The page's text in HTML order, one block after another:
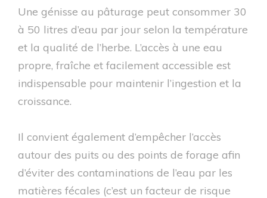
Une génisse au pâturage peut consommer 30
à 50 litres d’eau par jour selon la température
et la qualité de l’herbe. L’accès à une eau
propre, fraîche et facilement accessible est
indispensable pour maintenir l’ingestion et la
croissance.
Il convient également d’empêcher l’accès
autour des puits ou des points de forage afin
d’éviter des contaminations de l’eau par les
matières fécales (c’est un facteur de risque